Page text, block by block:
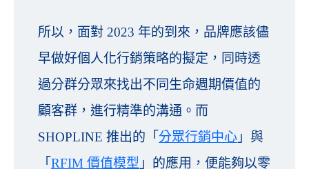
所以，面對 2023 年的到來，品牌應該儘
早做好個人化行銷策略的擬定，同時透
過分群分眾來找出不同生命週期價值的
顧客群，進行精準的溝通。而
SHOPLINE 推出的「 分眾行銷中心 」與
「 RFIM 價值模型 」的應用，便能夠以零